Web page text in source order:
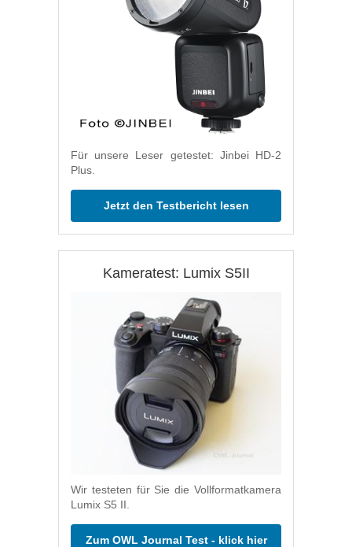
Für unsere Leser getestet: Jinbei HD-2
Plus.
Jetzt den Testbericht lesen
Kameratest: Lumix S5II
Wir testeten für Sie die Vollformatkamera
Lumix S5 II.
Zum OWL Journal Test - klick hier